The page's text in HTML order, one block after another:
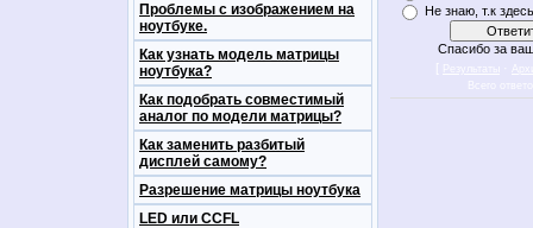
Проблемы с изображением на
ноутбуке.
Как узнать модель матрицы
ноутбука?
Как подобрать совместимый
аналог по модели матрицы?
Как заменить разбитый
дисплей самому?
Разрешение матрицы ноутбука
LED или CCFL
Не знаю, т.к
Спасибо за